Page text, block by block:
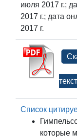
июля 2017 г.;
2017 г.; дата
2017 г.
Список
которые